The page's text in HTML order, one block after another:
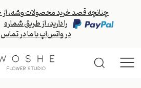
چنانچه قصد خرید محصولات وشه، از
را دارید، از طریق شماره
در واتس‌اپ با ما در